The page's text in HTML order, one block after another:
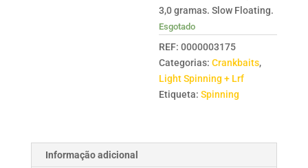
3,0 gramas. Slow Floating.
Esgotado
REF:0000003175
Categorias:Crankbaits,
Light Spinning + Lrf
Etiqueta:Spinning
Informação adicional